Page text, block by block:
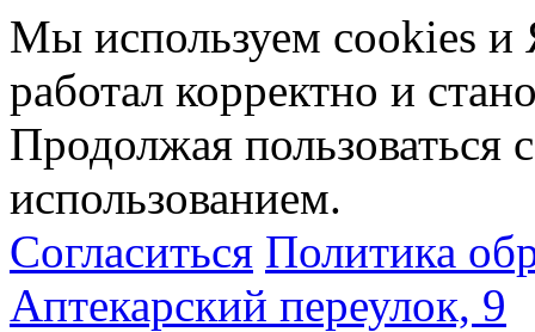
Мы используем cookies и
работал корректно и
Продолжая пользоваться
использованием.
Согласиться Политика
Аптекарский переулок, 9